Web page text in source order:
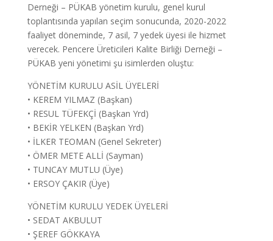
Derneği – PÜKAB yönetim kurulu, genel kurul
toplantısında yapılan seçim sonucunda, 2020-2022
faaliyet döneminde, 7 asil, 7 yedek üyesi ile hizmet
verecek. Pencere Üreticileri Kalite Birliği Derneği –
PÜKAB yeni yönetimi şu isimlerden oluştu:
YÖNETİM KURULU ASİL ÜYELERİ
• KEREM YILMAZ (Başkan)
• RESUL TÜFEKÇİ (Başkan Yrd)
• BEKİR YELKEN (Başkan Yrd)
• İLKER TEOMAN (Genel Sekreter)
• ÖMER METE ALLİ (Sayman)
• TUNCAY MUTLU (Üye)
• ERSOY ÇAKIR (Üye)
YÖNETİM KURULU YEDEK ÜYELERİ
• SEDAT AKBULUT
• ŞEREF GÖKKAYA